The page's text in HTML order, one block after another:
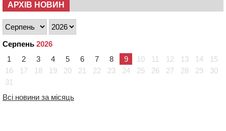
АРХІВ НОВИН
Серпень 2026
1
2 3 4 5 6 7 8 9 10 11 12 13 14
15
16
17 18 19 20 21 22 23 24 25 26 27 28 29
30
31
Всі новини за місяць